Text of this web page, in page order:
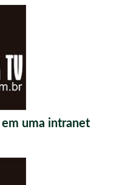
uma intranet